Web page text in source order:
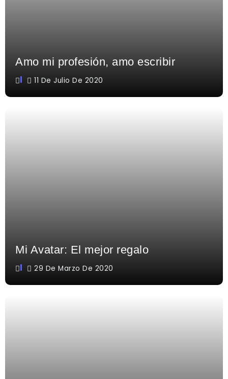
Amo mi profesión, amo escribir
11 De Julio De 2020
Mi Avatar: El mejor regalo
29 De Marzo De 2020